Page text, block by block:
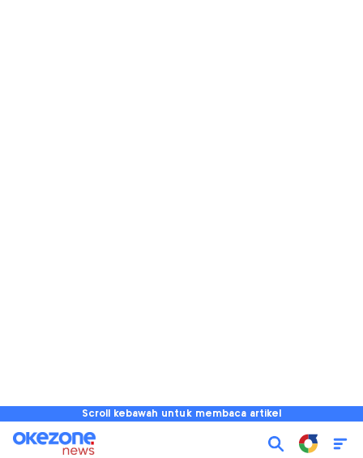
Scroll kebawah untuk membaca artikel